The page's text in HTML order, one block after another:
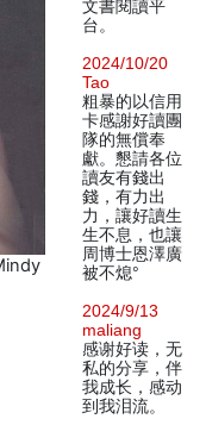
文書閱讀平
台。
2024/10/20
Tao
粗暴的以信用
卡感謝好讀團
隊的無償奉
獻。懇請各位
讀友有錢出
錢，有力出
力，讓好讀生
生不息，也讓
周博士恩澤廣
被不熄°
2024/9/13
maliang
感谢好读，无
私的分享，伴
我成长，感动
到我泪流。